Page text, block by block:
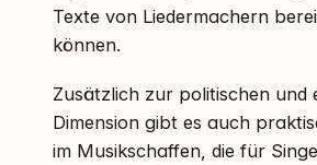
Texte von Liedermachern
können.
Zusätzlich zur politischen und
Dimension gibt es auch
im Musikschaffen, die für